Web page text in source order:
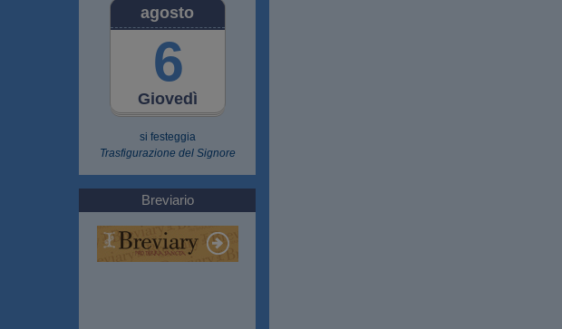
Giovedì
agosto
6
si festeggia
Trasfigurazione del Signore
Breviario